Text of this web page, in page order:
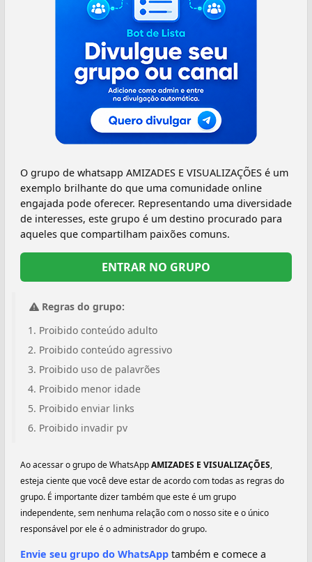
O grupo de whatsapp AMIZADES E VISUALIZAÇÕES é um
exemplo brilhante do que uma comunidade online
engajada pode oferecer. Representando uma diversidade
de interesses, este grupo é um destino procurado para
aqueles que compartilham paixões comuns.
ENTRAR NO GRUPO
Regras do grupo:
Proibido conteúdo adulto
Proibido conteúdo agressivo
Proibido uso de palavrões
Proibido menor idade
Proibido enviar links
Proibido invadir pv
Ao acessar o grupo de WhatsAppAMIZADES E VISUALIZAÇÕES,
esteja ciente que você deve estar de acordo com todas as regras do
grupo. É importante dizer também que este é um grupo
independente, sem nenhuma relação com o nosso site e o único
responsável por ele é o administrador do grupo.
Envie seu grupo do WhatsApp também e comece a